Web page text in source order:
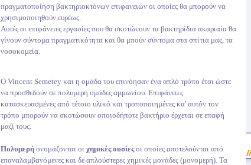
πραγματοποίηση βακτηριοκτόνων επιφανειών οι οποίες θα μπορούν να
χρησιμοποιηθούν ευρέως.
Αυτές οι επιφάνειες εργασίες που θα σκοτώνουν τα βακτηρίδια ακαριαία θα
γίνουν σύντομα πραγματικότητα και θα μπούν σύντομα στα σπίτια μας, τα
νοσοκομεία.
Ο Vincent Semetey και η ομάδα του επινόησαν ένα απλό τρόπο έτσι ώστε
να προσθεδούν σε πολυμερή ομάδες αμμωνίου. Επιφάνειες
κατασκευασμένες από τέτοιο υλικό και τροποποιημένες κα' αυτόν τον
τρόπο μπορούν να σκοτώσουν οποιοδήποτε βακτήριο έρχεται σε επαφή
μαζί τους.
Πολυμερή ονομάζονται οι χημικές ουσίεςοι οποίες αποτελούνται από
επαναλαμβανόμενες και δε απλούστερες χημικές μονάδες (μονομερή). Τα